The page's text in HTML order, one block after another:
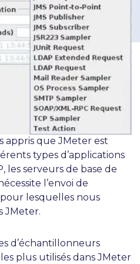
appris que JMeter est
types d’applications
les serveurs de base de
l’envoi de
lesquelles nous
JMeter.
d’échantillonneurs
plus utilisés dans JMeter